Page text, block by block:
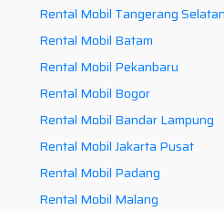
Rental Mobil Tangerang Selatan
Rental Mobil Batam
Rental Mobil Pekanbaru
Rental Mobil Bogor
Rental Mobil Bandar Lampung
Rental Mobil Jakarta Pusat
Rental Mobil Padang
Rental Mobil Malang